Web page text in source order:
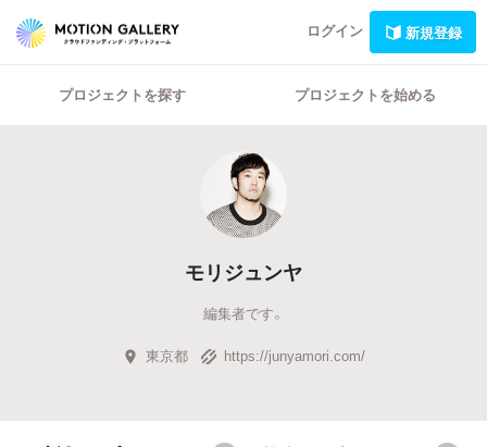
ログイン 新規登録
プロジェクトを探す プロジェクトを始める
モリジュンヤ
編集者です。
東京都 https://junyamori.com/